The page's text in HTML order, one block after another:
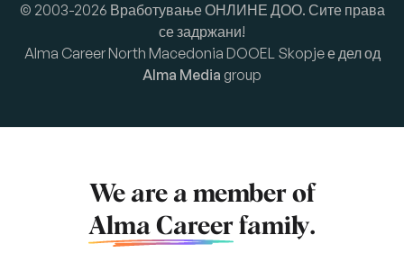
© 2003-2026 Вработување ОНЛИНЕ ДОО. Сите права
се задржани!
Alma Career North Macedonia DOOEL Skopje е дел од
Alma Media group
We are a member of
Alma Career family.